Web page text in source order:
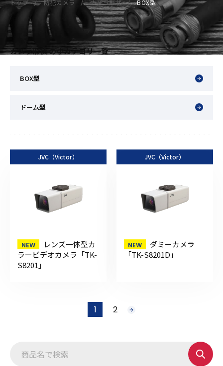
トップ 防犯カメラ カメラ形状 BOX型
カメラ形状 の小カテゴリ一覧
BOX型
ドーム型
JVC（Victor）
レンズ一体型カ
ラービデオカメラ「TK-
S8201」
JVC（Victor）
ダミーカメラ
「TK-S8201D」
1 2 次